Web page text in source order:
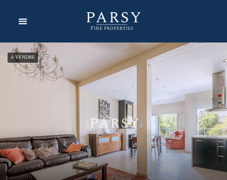
À VENDRE